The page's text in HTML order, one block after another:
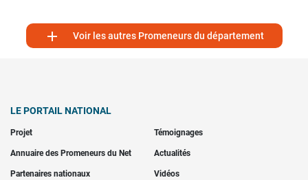
 Voir les autres Promeneurs du département
LE PORTAIL NATIONAL
Projet Témoignages
Annuaire des Promeneurs du Net Actualités
Partenaires nationaux Vidéos